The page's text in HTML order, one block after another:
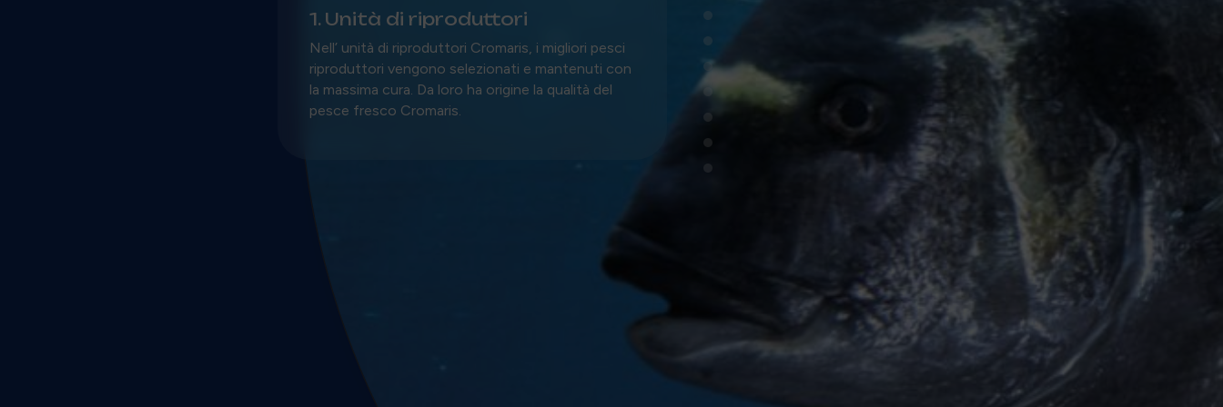
1. Unità di riproduttori
Nell’ unità di riproduttori Cromaris, i migliori pesci
riproduttori vengono selezionati e mantenuti con
la massima cura. Da loro ha origine la qualità del
pesce fresco Cromaris.
•
•
•
•
•